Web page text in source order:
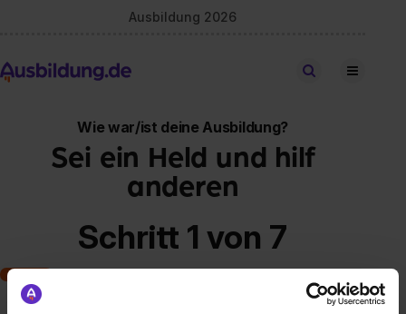
Ausbildung 2026
Stellen finden
Wie war/ist deine Ausbildung?
Sei ein Held und hilf
anderen
Schritt 1 von 7